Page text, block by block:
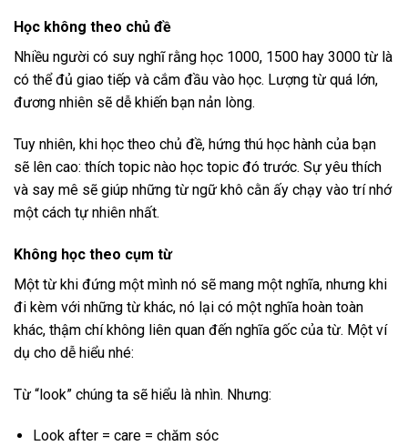
Học không theo chủ đề
Nhiều người có suy nghĩ rằng học 1000, 1500 hay 3000 từ là
có thể đủ giao tiếp và cắm đầu vào học. Lượng từ quá lớn,
đương nhiên sẽ dễ khiến bạn nản lòng.
Tuy nhiên, khi học theo chủ đề, hứng thú học hành của bạn
sẽ lên cao: thích topic nào học topic đó trước. Sự yêu thích
và say mê sẽ giúp những từ ngữ khô cằn ấy chạy vào trí nhớ
một cách tự nhiên nhất.
Không học theo cụm từ
Một từ khi đứng một mình nó sẽ mang một nghĩa, nhưng khi
đi kèm với những từ khác, nó lại có một nghĩa hoàn toàn
khác, thậm chí không liên quan đến nghĩa gốc của từ. Một ví
dụ cho dễ hiểu nhé:
Từ “look” chúng ta sẽ hiểu là nhìn. Nhưng:
Look after = care = chăm sóc